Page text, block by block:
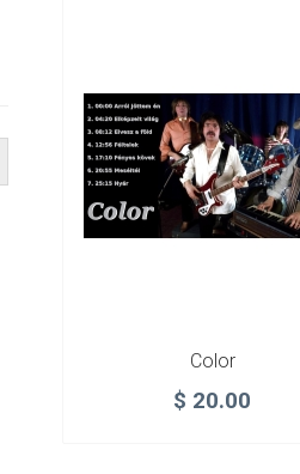
Color
$ 20.00